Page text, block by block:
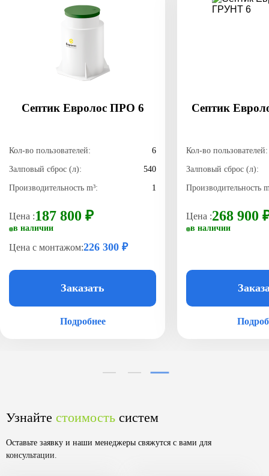
Септик Евролос ПРО 6
Кол-во пользователей: 6
Залповый сброс (л): 540
Производительность m³: 1
Цена :187 800 ₽
в наличии
Цена с монтажом:226 300 ₽
Заказать
Подробнее
Септик
Кол-во пользователей:
Залповый сброс (л):
Производительность
Цена :268 900
в наличии
Узнайте стоимость систем
Оставьте заявку и наши менеджеры свяжутся с вами для
консультации.